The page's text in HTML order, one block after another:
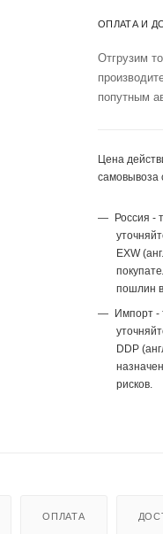
ОПЛАТА И
Отгрузим
попутным
Цена
самовывоза
Россия -
EXW
пошлин
Импорт -
DDP
рисков.
ОПЛАТА